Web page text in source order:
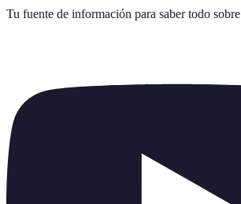
Tu fuente de información para saber todo sobre